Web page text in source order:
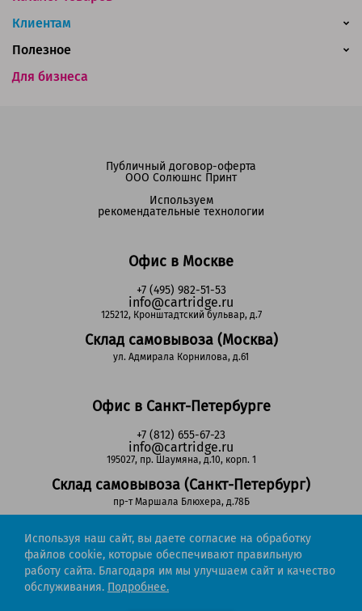
Клиентам
Для бизнеса
Полезное
Офис в Москве
+7 (495) 982-51-53
info@cartridge.ru
125212, Кронштадтский бульвар, д.7
Склад самовывоза (Москва)
ул. Адмирала Корнилова, д.61
Офис в Санкт-Петербурге
+7 (812) 655-67-23
info@cartridge.ru
195027, пр. Шаумяна, д.10, корп. 1
Склад самовывоза (Санкт-Петербург)
пр-т Маршала Блюхера, д.78Б
Регионы РФ
8-800-302-51-53
(звонок бесплатный)
Публичный договор-оферта
ООО Солюшнс Принт
Используем
рекомендательные технологии
Используя наш сайт, вы даете согласие на обработку
файлов cookie, которые обеспечивают правильную
работу сайта. Благодаря им мы улучшаем сайт и качество
обслуживания. Подробнее.